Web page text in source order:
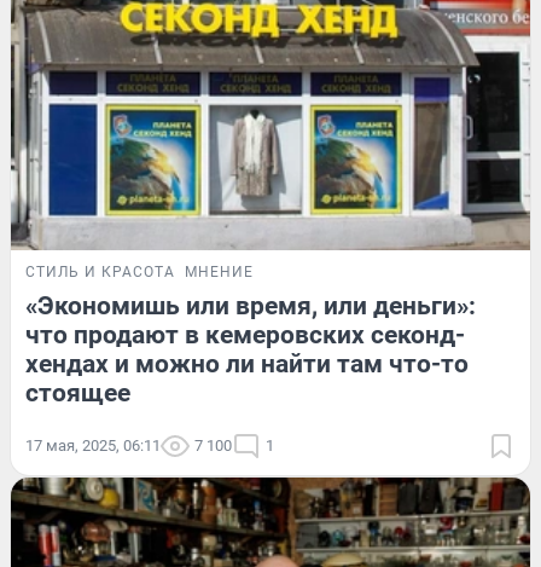
СТИЛЬ И КРАСОТА МНЕНИЕ
«Экономишь или время, или деньги»:
что продают в кемеровских секонд-
хендах и можно ли найти там что-то
стоящее
17 мая, 2025, 06:11 7 100 1